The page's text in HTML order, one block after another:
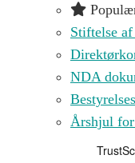
Stiftelse
NDA
Årshjul for